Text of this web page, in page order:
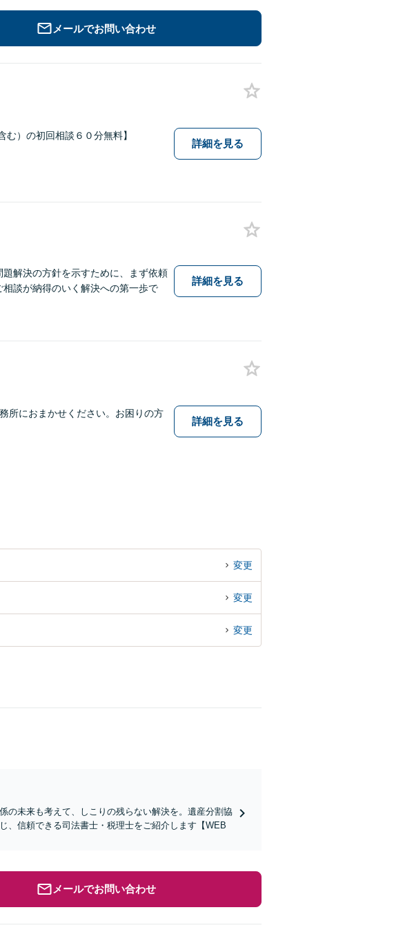
メールでお問い合わせ
）の初回相談６０分無料】
詳細を見る
解決の方針を示すために、まず依頼
談が納得のいく解決への第一歩で
詳細を見る
所におまかせください。お困りの方
詳細を見る
変更
変更
変更
の未来も考えて、しこりの残らない解決を。遺産分割協
、信頼できる司法書士・税理士をご紹介します【WEB
メールでお問い合わせ